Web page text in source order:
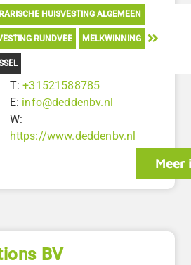
HUISVESTING ALGEMEEN
RUNDVEE MELKWINNING
T:+31521588785
E: info@deddenbv.nl
W:
https://www.deddenbv.nl
Meer
BV